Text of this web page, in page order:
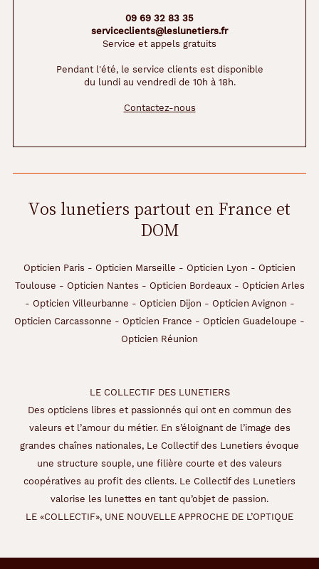
09 69 32 83 35
serviceclients@leslunetiers.fr
Service et appels gratuits
Pendant l'été, le service clients est disponible
du lundi au vendredi de 10h à 18h.
Contactez-nous
Vos lunetiers partout en France et
DOM
Opticien Paris - Opticien Marseille - Opticien Lyon - Opticien
Toulouse - Opticien Nantes - Opticien Bordeaux- Opticien Arles
- Opticien Villeurbanne - Opticien Dijon - Opticien Avignon -
Opticien Carcassonne - Opticien France - Opticien Guadeloupe -
Opticien Réunion
LE COLLECTIF DES LUNETIERS
Des opticiens libres et passionnés qui ont en commun des
valeurs et l’amour du métier. En s’éloignant de l’image des
grandes chaînes nationales, Le Collectif des Lunetiers évoque
une structure souple, une filière courte et des valeurs
coopératives au profit des clients. Le Collectif des Lunetiers
valorise les lunettes en tant qu’objet de passion.
LE «COLLECTIF», UNE NOUVELLE APPROCHE DE L’OPTIQUE